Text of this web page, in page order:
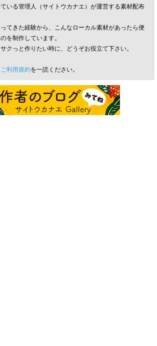
いる管理人（サイトウカナエ）が運営する素材配布
てきた経験から、こんなローカル素材があったら便
を制作しています。
クっと作りたい時に、どうぞお役立て下さい。
ご利用規約を一読ください。